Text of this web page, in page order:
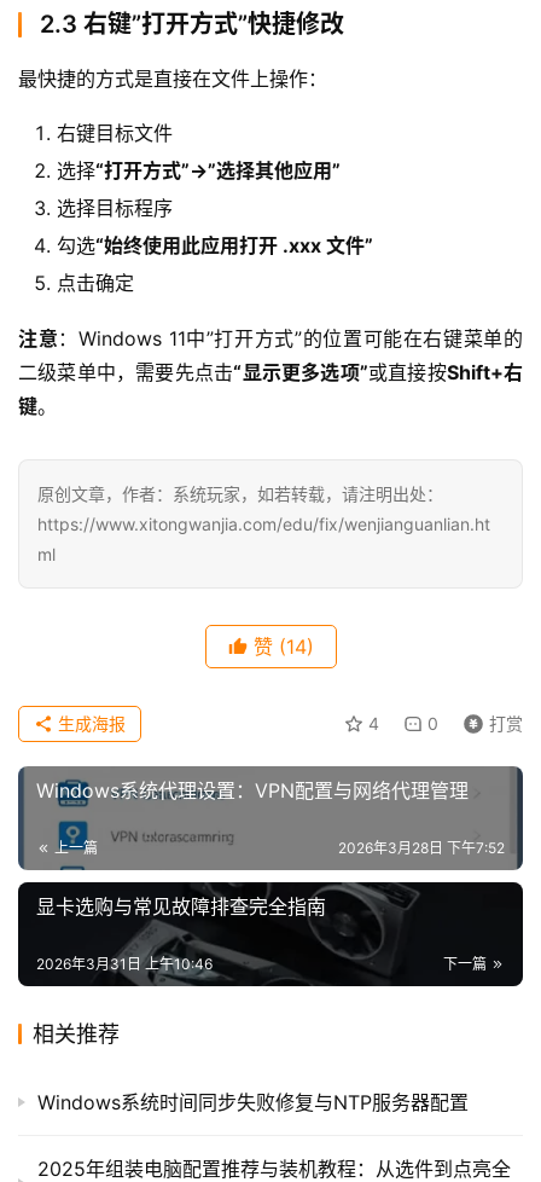
2.3 右键”打开方式”快捷修改
最快捷的方式是直接在文件上操作：
右键目标文件
选择“打开方式”→”选择其他应用”
选择目标程序
勾选“始终使用此应用打开 .xxx 文件”
点击确定
注意 ：Windows 11中”打开方式”的位置可能在右键菜单的
二级菜单中，需要先点击“显示更多选项”或直接按Shift+右
键。
原创文章，作者：系统玩家，如若转载，请注明出处：
https://www.xitongwanjia.com/edu/fix/wenjianguanlian.ht
ml
赞 (14)
4 0 打赏
生成海报
Windows系统代理设置：VPN配置与网络代理管理
上一篇 2026年3月28日 下午7:52
显卡选购与常见故障排查完全指南
下一篇
2026年3月31日 上午10:46
相关推荐
Windows系统时间同步失败修复与NTP服务器配置
2025年组装电脑配置推荐与装机教程：从选件到点亮全